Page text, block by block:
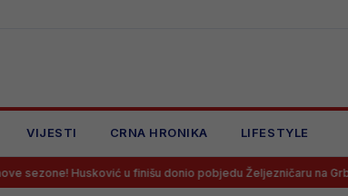
VIJESTI CRNA HRONIKA LIFESTYLE
u finišu donio pobjedu Željezničaru na Grbavici!